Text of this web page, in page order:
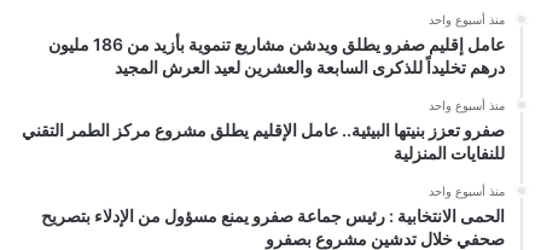
منذ أسبوع واحد
عامل إقليم صفرو يطلق ويدشن مشاريع تنموية بأزيد من 186 مليون
درهم تخليداً للذكرى السابعة والعشرين لعيد العرش المجيد
منذ أسبوع واحد
صفرو تعزز بنيتها البيئية.. عامل الإقليم يطلق مشروع مركز الطمر التقني
للنفايات المنزلية
منذ أسبوع واحد
الحمى الانتخابية : رئيس جماعة صفرو يمنع مسؤول من الإدلاء بتصريح
صحفي خلال تدشين مشروع بصفرو